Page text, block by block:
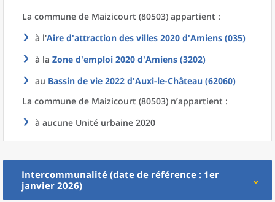
La commune de Maizicourt (80503) appartient :
à l'Aire d'attraction des villes 2020 d'Amiens (035)
à la Zone d'emploi 2020 d'Amiens (3202)
au Bassin de vie 2022 d'Auxi-le-Château (62060)
La commune de Maizicourt (80503) n’appartient :
à aucune Unité urbaine 2020
Intercommunalité (date de référence : 1er
janvier 2026)